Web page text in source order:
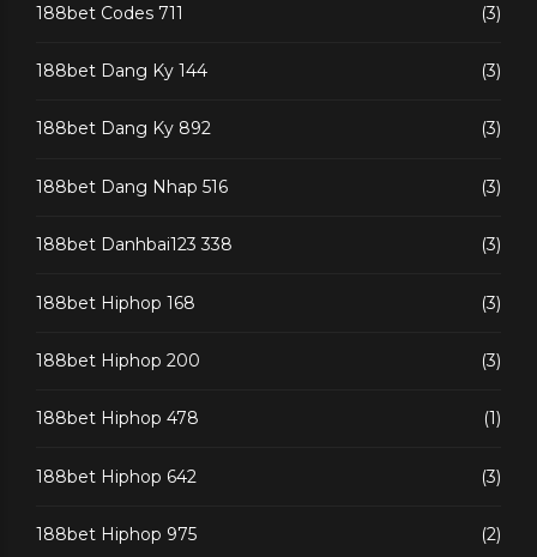
188bet Codes 711 (3)
188bet Dang Ky 144 (3)
188bet Dang Ky 892 (3)
188bet Dang Nhap 516 (3)
188bet Danhbai123 338 (3)
188bet Hiphop 168 (3)
188bet Hiphop 200 (3)
188bet Hiphop 478 (1)
188bet Hiphop 642 (3)
188bet Hiphop 975 (2)